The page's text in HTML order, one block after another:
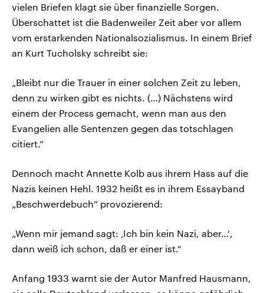
vielen Briefen klagt sie über finanzielle Sorgen.
Überschattet ist die Badenweiler Zeit aber vor allem
vom erstarkenden Nationalsozialismus. In einem Brief
an Kurt Tucholsky schreibt sie:
„Bleibt nur die Trauer in einer solchen Zeit zu leben,
denn zu wirken gibt es nichts. (…) Nächstens wird
einem der Process gemacht, wenn man aus den
Evangelien alle Sentenzen gegen das totschlagen
citiert.“
Dennoch macht Annette Kolb aus ihrem Hass auf die
Nazis keinen Hehl. 1932 heißt es in ihrem Essayband
„Beschwerdebuch“ provozierend:
„Wenn mir jemand sagt: ‚Ich bin kein Nazi, aber…‘,
dann weiß ich schon, daß er einer ist.“
Anfang 1933 warnt sie der Autor Manfred Hausmann,